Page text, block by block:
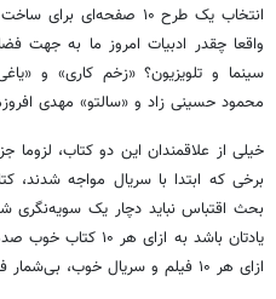
انتخاب یک طرح ۱۰
واقعا چقدر ادبیات امروز ما به
سینما و تلویزیون؟ «زخم کاری» و
محمود حسینی زاد و «سالتو» مهدی
خیلی از علاقمندان این دو کتاب، لزوما
برخی که ابتدا با سریال مواجه شدند،
بحث اقتباس نباید دچار یک سویه‌نگری
یادتان باشد به
ازای هر ۱۰ فیلم و سریال خوب، بی‌شمار فیلم و سریال بد داریم.